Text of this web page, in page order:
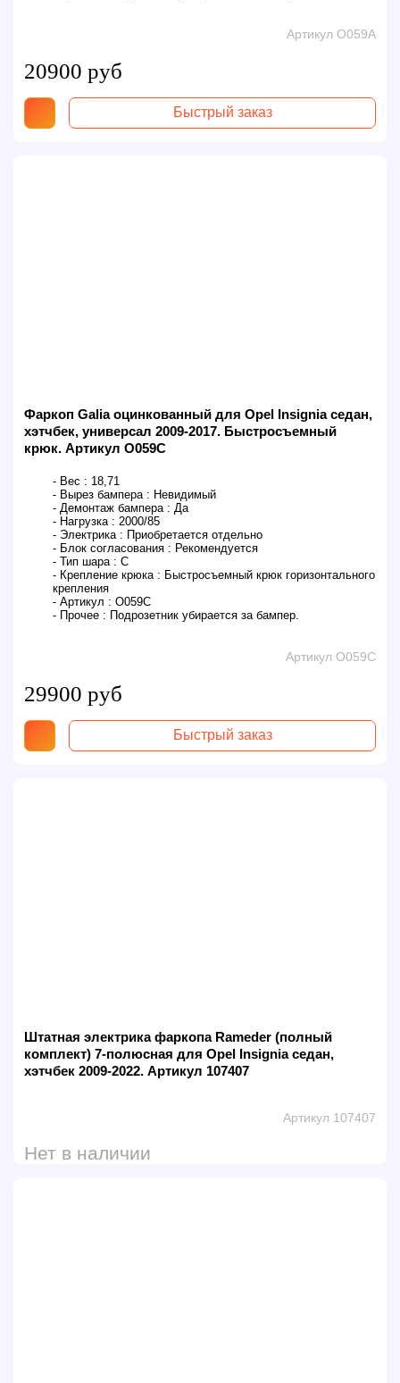
Артикул O059A
20900 руб
Быстрый заказ
Фаркоп Galia оцинкованный для Opel Insignia седан,
хэтчбек, универсал 2009-2017. Быстросъемный
крюк. Артикул O059C
- Вес : 18,71
- Вырез бампера : Невидимый
- Демонтаж бампера : Да
- Нагрузка : 2000/85
- Электрика : Приобретается отдельно
- Блок согласования : Рекомендуется
- Тип шара : C
- Крепление крюка : Быстросъемный крюк горизонтального
крепления
- Артикул : O059C
- Прочее : Подрозетник убирается за бампер.
Артикул O059C
29900 руб
Быстрый заказ
Штатная электрика фаркопа Rameder (полный
комплект) 7-полюсная для Opel Insignia седан,
хэтчбек 2009-2022. Артикул 107407
Артикул 107407
Нет в наличии